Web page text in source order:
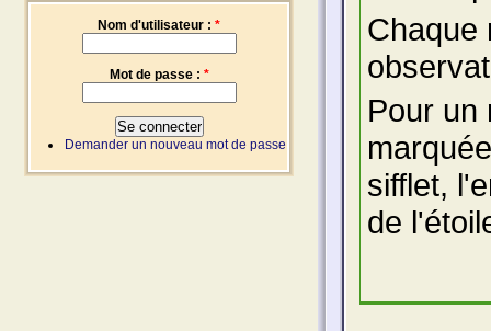
Chaque
Pour un
sifflet,
de
Nom d'utilisateur : *
Mot de passe : *
Demander un nouveau mot de passe